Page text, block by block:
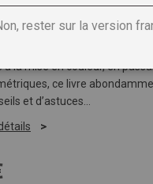
à commenter ce produit
à la mise en couleur, en
ce livre
et d’astuces…
rester sur la version